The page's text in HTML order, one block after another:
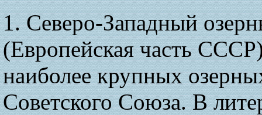
1. Северо-Западный
(Европейская часть
наиболее крупных
Советского Союза. В